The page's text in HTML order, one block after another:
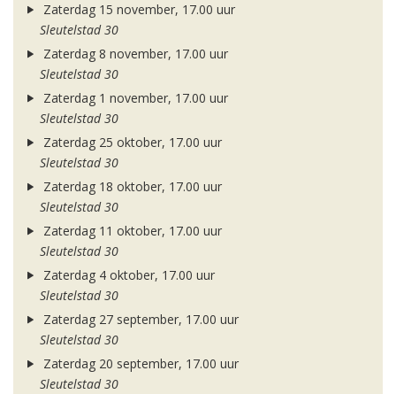
Zaterdag 15 november, 17.00 uur
Sleutelstad 30
Zaterdag 8 november, 17.00 uur
Sleutelstad 30
Zaterdag 1 november, 17.00 uur
Sleutelstad 30
Zaterdag 25 oktober, 17.00 uur
Sleutelstad 30
Zaterdag 18 oktober, 17.00 uur
Sleutelstad 30
Zaterdag 11 oktober, 17.00 uur
Sleutelstad 30
Zaterdag 4 oktober, 17.00 uur
Sleutelstad 30
Zaterdag 27 september, 17.00 uur
Sleutelstad 30
Zaterdag 20 september, 17.00 uur
Sleutelstad 30